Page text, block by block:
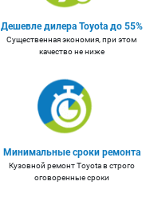
Дешевле дилера Toyota до 55%
Существенная экономия, при этом
качество не ниже
Минимальные сроки ремонта
Кузовной ремонт Toyota в строго
оговоренные сроки